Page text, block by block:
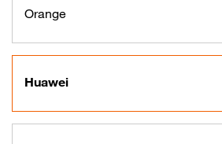
Orange
Huawei